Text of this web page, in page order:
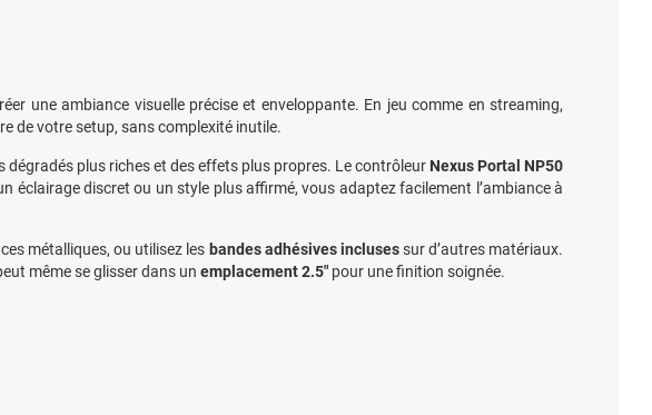
une ambiance visuelle précise et enveloppante. En jeu comme en streaming,
de votre setup, sans complexité inutile.
dégradés plus riches et des effets plus propres. Le contrôleur Nexus Portal NP50
éclairage discret ou un style plus affirmé, vous adaptez facilement l’ambiance à
métalliques, ou utilisez les bandes adhésives inclusessur d’autres matériaux.
même se glisser dans un emplacement 2.5" pour une finition soignée.